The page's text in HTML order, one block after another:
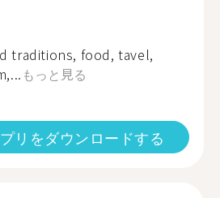
traditions, food, tavel,
もっと見る
リをダウンロードする